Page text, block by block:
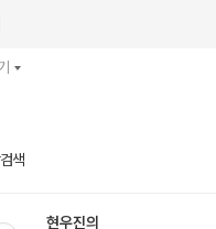
색
다채로운 난도